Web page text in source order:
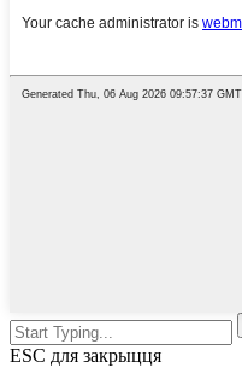
ESC для закрыцця